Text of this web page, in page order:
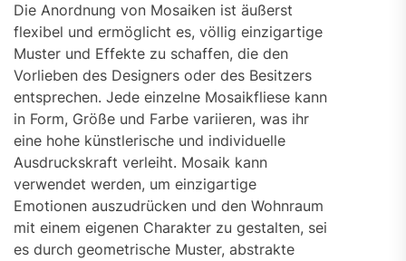
Die Anordnung von Mosaiken ist äußerst
flexibel und ermöglicht es, völlig einzigartige
Muster und Effekte zu schaffen, die den
Vorlieben des Designers oder des Besitzers
entsprechen. Jede einzelne Mosaikfliese kann
in Form, Größe und Farbe variieren, was ihr
eine hohe künstlerische und individuelle
Ausdruckskraft verleiht. Mosaik kann
verwendet werden, um einzigartige
Emotionen auszudrücken und den Wohnraum
mit einem eigenen Charakter zu gestalten, sei
es durch geometrische Muster, abstrakte